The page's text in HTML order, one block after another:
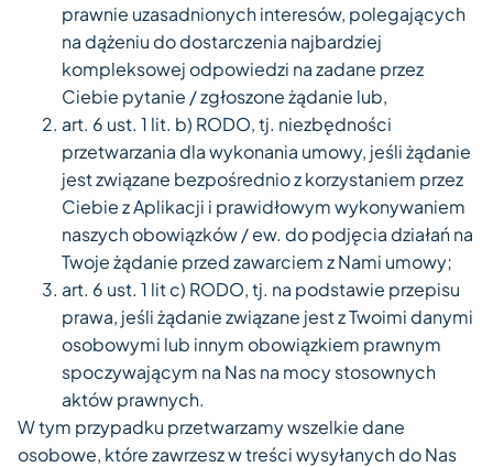
prawnie uzasadnionych interesów, polegających
na dążeniu do dostarczenia najbardziej
kompleksowej odpowiedzi na zadane przez
Ciebie pytanie / zgłoszone żądanie lub,
art. 6 ust. 1 lit. b) RODO, tj. niezbędności
przetwarzania dla wykonania umowy, jeśli żądanie
jest związane bezpośrednio z korzystaniem przez
Ciebie z Aplikacji i prawidłowym wykonywaniem
naszych obowiązków / ew. do podjęcia działań na
Twoje żądanie przed zawarciem z Nami umowy;
art. 6 ust. 1 lit c) RODO, tj. na podstawie przepisu
prawa, jeśli żądanie związane jest z Twoimi danymi
osobowymi lub innym obowiązkiem prawnym
spoczywającym na Nas na mocy stosownych
aktów prawnych.
W tym przypadku przetwarzamy wszelkie dane
osobowe, które zawrzesz w treści wysyłanych do Nas